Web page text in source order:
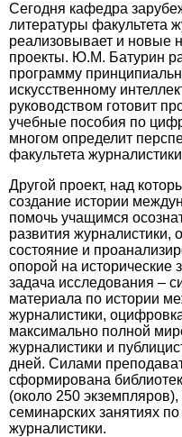
Сегодня кафедра
литературы факультета
реализовывает и новые
проекты. Ю.М. Батурин
программу
искусственному
руководством готовит
учебные пособия по
многом определит
факультета
Другой проект, над
создание истории
помочь учащимся
развития
состояние и
опорой на исторические
задача исследования –
материала по истории
журналистики,
максимально полной
журналистики и
дней. Силами
сформирована
(около 250
семинарских занятиях
журналистики.